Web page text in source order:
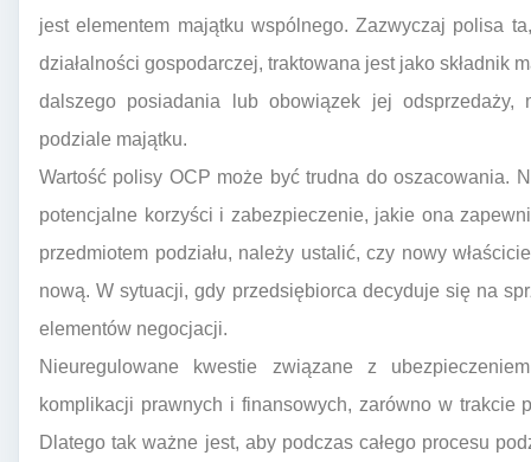
jest elementem majątku wspólnego. Zazwyczaj polisa
działalności gospodarczej, traktowana jest jako składnik
dalszego posiadania lub obowiązek jej odsprzedaży,
podziale majątku.
Wartość polisy OCP może być trudna do oszacowania.
potencjalne korzyści i zabezpieczenie, jakie ona
przedmiotem podziału, należy ustalić, czy nowy
nową. W sytuacji, gdy przedsiębiorca decyduje się na
elementów negocjacji.
Nieuregulowane kwestie związane z
komplikacji prawnych i finansowych, zarówno w trakcie
Dlatego tak ważne jest, aby podczas całego procesu